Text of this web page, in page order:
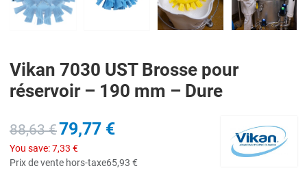
PREV
Vikan 7030 UST Brosse pour
réservoir – 190 mm – Dure
88,63 €79,77 €
You save:7,33 €
Prix de vente hors-taxe65,93 €